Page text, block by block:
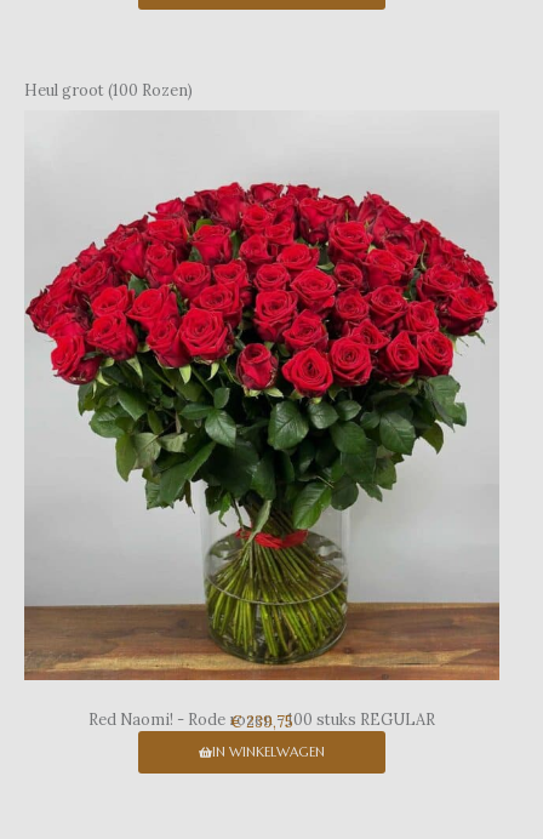
Heul groot (100 Rozen)
Red Naomi! - Rode rozen - 100 stuks REGULAR
€ 239,75
IN WINKELWAGEN